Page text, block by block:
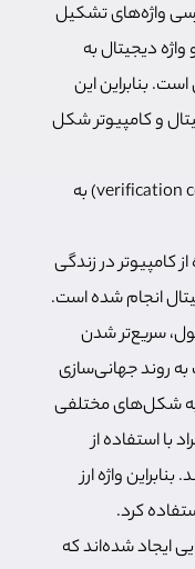
واژه‌های تشکیل
دیجیتال به
بنابراین این
و کامپیوتر شکل
(verification cod) به
کامپیوتر در زندگی
انجام شده است.
سریع‌تر شدن
روند جهانی‌سازی
به شکل‌های مختلفی
با استفاده از
واژه ارز
کرد.
ایجاد شده‌اند که